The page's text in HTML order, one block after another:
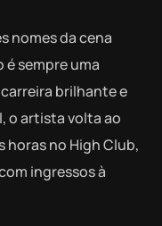
nomes da cena
sempre uma
brilhante e
o artista volta ao
horas no High Club,
ingressos à